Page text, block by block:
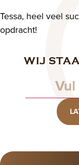
Tessa, heel veel
opdracht!
WIJ